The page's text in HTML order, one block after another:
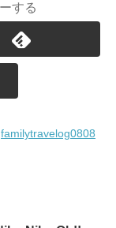
する
familytravelog0808